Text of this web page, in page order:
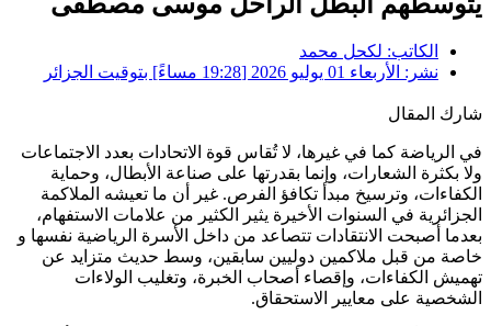
الكاتب: لكحل محمد
نشر: الأربعاء 01 يوليو 2026 [19:28 مساءً] بتوقيت الجزائر
شارك المقال
في الرياضة كما في غيرها، لا تُقاس قوة الاتحادات بعدد الاجتماعات
ولا بكثرة الشعارات، وإنما بقدرتها على صناعة الأبطال، وحماية
الكفاءات، وترسيخ مبدأ تكافؤ الفرص. غير أن ما تعيشه الملاكمة
الجزائرية في السنوات الأخيرة يثير الكثير من علامات الاستفهام،
بعدما أصبحت الانتقادات تتصاعد من داخل الأسرة الرياضية نفسها و
خاصة من قبل ملاكمين دوليين سابقين، وسط حديث متزايد عن
تهميش الكفاءات، وإقصاء أصحاب الخبرة، وتغليب الولاءات
الشخصية على معايير الاستحقاق.